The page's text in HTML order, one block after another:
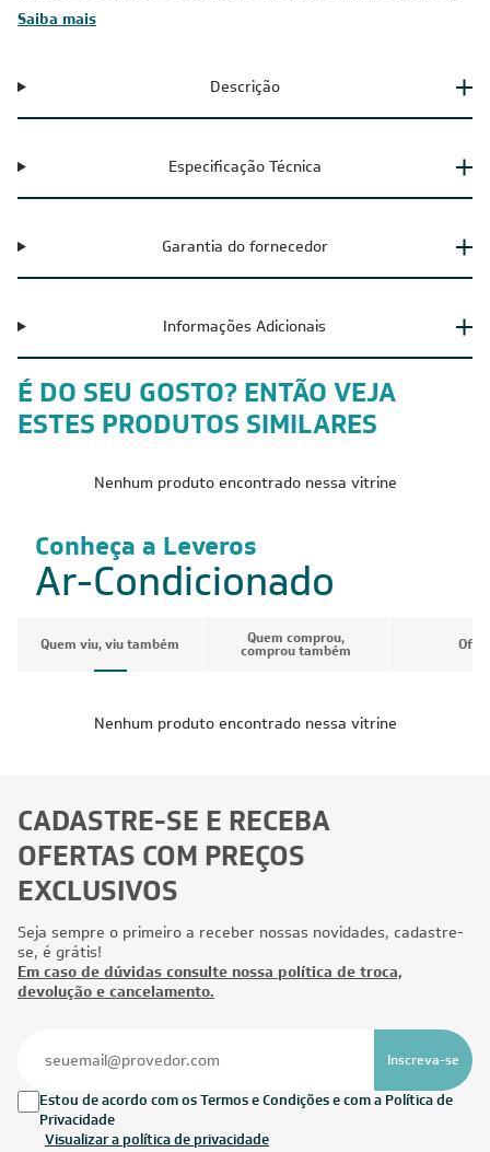
Saiba mais
Descrição
Especificação Técnica
Garantia do fornecedor
Informações Adicionais
É DO SEU GOSTO? ENTÃO VEJA
ESTES PRODUTOS SIMILARES
Nenhum produto encontrado nessa vitrine
Conheça a Leveros
Ar-Condicionado
Quem viu, viu também Quem comprou,
comprou também
Nenhum produto encontrado nessa vitrine
CADASTRE-SE E RECEBA
OFERTAS COM PREÇOS
EXCLUSIVOS
Seja sempre o primeiro a receber nossas novidades, cadastre-
se, é grátis!
Em caso de dúvidas consulte nossa política de troca,
devolução e cancelamento.
Inscreva-se
Estou de acordo com os Termos e Condições e com a Política de
Privacidade
Visualizar a política de privacidade